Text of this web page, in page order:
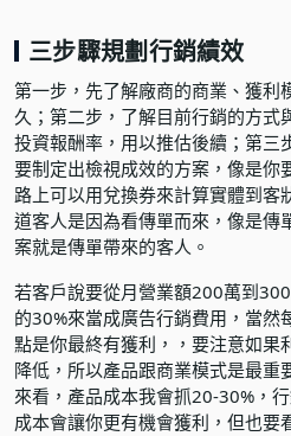
三步驟規劃行銷績效
第一步，先了解廠商的商業、獲利
久；第二步，了解目前行銷的方式
投資報酬率，用以推估後續；第三
要制定出檢視成效的方案，像是你
路上可以用兌換券來計算實體到客
道客人是因為看傳單而來，像是傳
案就是傳單帶來的客人。
若客戶說要從月營業額200萬到
的30%來當成廣告行銷費用，當然
點是你最終有獲利，，要注意如果
降低，所以產品跟商業模式是最重
來看，產品成本我會抓20-30%，
成本會讓你更有機會獲利，但也要